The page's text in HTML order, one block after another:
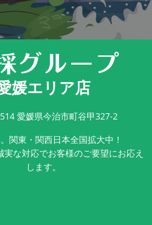
媛エリア店
愛媛県今治市町谷甲327-2
関東・関西日本全国拡大中！
実な対応でお客様のご要望にお応え
します。